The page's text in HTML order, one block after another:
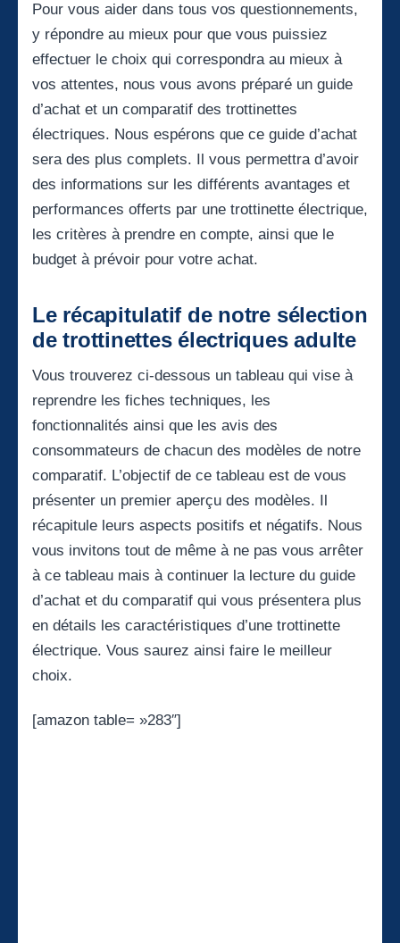
Pour vous aider dans tous vos questionnements,
y répondre au mieux pour que vous puissiez
effectuer le choix qui correspondra au mieux à
vos attentes, nous vous avons préparé un guide
d’achat et un comparatif des trottinettes
électriques. Nous espérons que ce guide d’achat
sera des plus complets. Il vous permettra d’avoir
des informations sur les différents avantages et
performances offerts par une trottinette électrique,
les critères à prendre en compte, ainsi que le
budget à prévoir pour votre achat.
Le récapitulatif de notre sélection
de trottinettes électriques adulte
Vous trouverez ci-dessous un tableau qui vise à
reprendre les fiches techniques, les
fonctionnalités ainsi que les avis des
consommateurs de chacun des modèles de notre
comparatif. L’objectif de ce tableau est de vous
présenter un premier aperçu des modèles. Il
récapitule leurs aspects positifs et négatifs. Nous
vous invitons tout de même à ne pas vous arrêter
à ce tableau mais à continuer la lecture du guide
d’achat et du comparatif qui vous présentera plus
en détails les caractéristiques d’une trottinette
électrique. Vous saurez ainsi faire le meilleur
choix.
[amazon table= »283″]